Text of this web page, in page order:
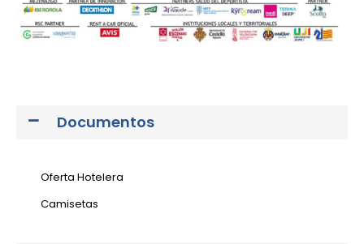
Documentos
Oferta Hotelera
Camisetas